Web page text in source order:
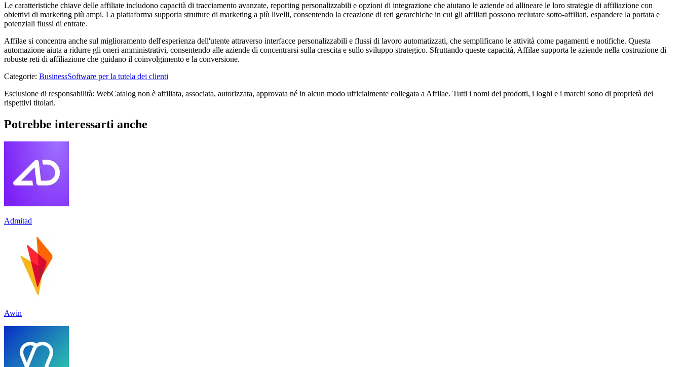
Le caratteristiche chiave delle affiliate includono capacità di tracciamento avanzate, reporting personalizzabili e opzioni di integrazione che aiutano le aziende ad allineare le loro strategie di affiliazione con
obiettivi di marketing più ampi. La piattaforma supporta strutture di marketing a più livelli, consentendo la creazione di reti gerarchiche in cui gli affiliati possono reclutare sotto-affiliati, espandere la portata e
potenziali flussi di entrate.
Affilae si concentra anche sul miglioramento dell'esperienza dell'utente attraverso interfacce personalizzabili e flussi di lavoro automatizzati, che semplificano le attività come pagamenti e notifiche. Questa
automazione aiuta a ridurre gli oneri amministrativi, consentendo alle aziende di concentrarsi sulla crescita e sullo sviluppo strategico. Sfruttando queste capacità, Affilae supporta le aziende nella costruzione di
robuste reti di affiliazione che guidano il coinvolgimento e la conversione.
Categorie: BusinessSoftware per la tutela dei clienti
Esclusione di responsabilità: WebCatalog non è affiliata, associata, autorizzata, approvata né in alcun modo ufficialmente collegata a Affilae. Tutti i nomi dei prodotti, i loghi e i marchi sono di proprietà dei
rispettivi titolari.
Potrebbe interessarti anche
Admitad
Awin